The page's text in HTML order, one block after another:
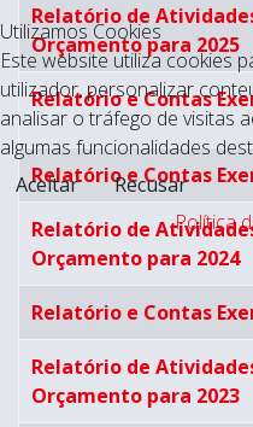
Relatório de
Orçamento para 2025
Relatório e Contas
Relatório e Contas
Relatório de
Orçamento para 2024
Relatório e Contas
Relatório de
Orçamento para 2023
Utilizamos Cookies
Este website utiliza cookies
utilizador, personalizar
analisar o tráfego de visitas
algumas funcionalidades
Aceitar
Recusar
Política